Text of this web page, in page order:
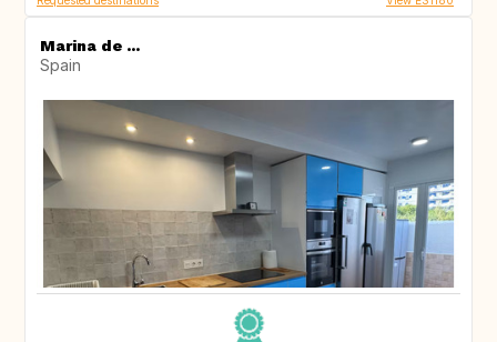
Marina de ...
Spain